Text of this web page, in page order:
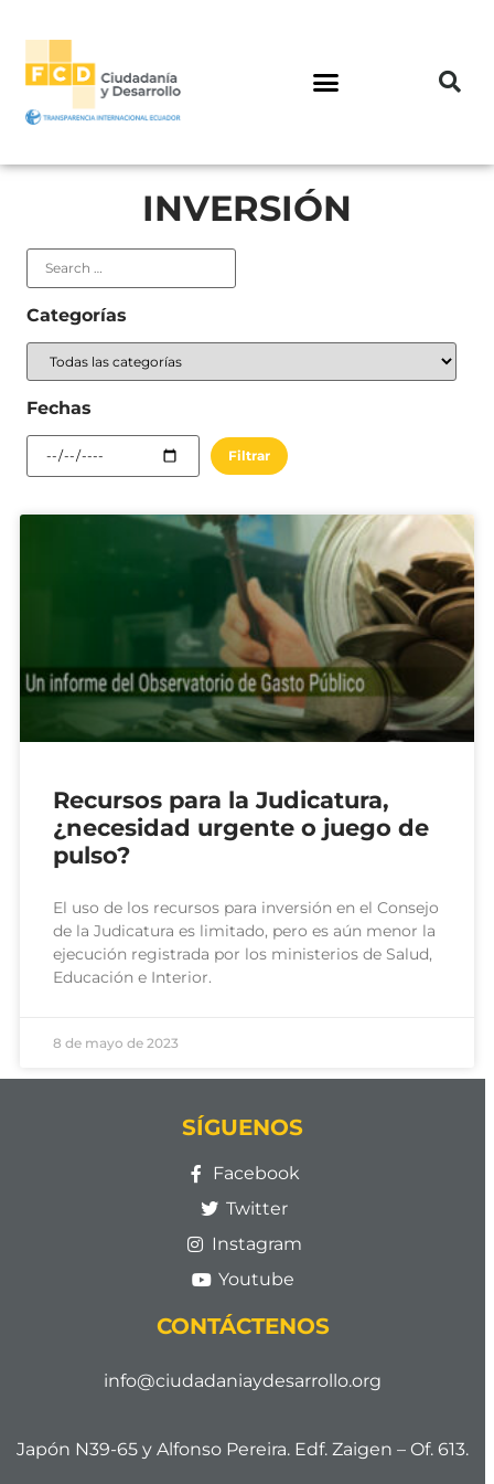
INVERSIÓN
Categorías
Fechas
Recursos para la Judicatura,
¿necesidad urgente o juego de
pulso?
El uso de los recursos para inversión en el Consejo
de la Judicatura es limitado, pero es aún menor la
ejecución registrada por los ministerios de Salud,
Educación e Interior.
8 de mayo de 2023
SÍGUENOS
Facebook
Twitter
Instagram
Youtube
CONTÁCTENOS
info@ciudadaniaydesarrollo.org
Japón N39-65 y Alfonso Pereira. Edf. Zaigen – Of. 613.